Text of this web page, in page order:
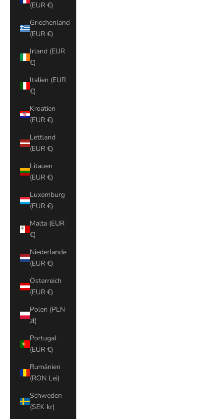
(EUR €)
Griechenland
(EUR €)
Irland (EUR
€)
Italien (EUR
€)
Kroatien
(EUR €)
Lettland
(EUR €)
Litauen
(EUR €)
Luxemburg
(EUR €)
Malta (EUR
€)
Niederlande
(EUR €)
Österreich
(EUR €)
Polen (PLN
zł)
Portugal
(EUR €)
Rumänien
(RON Lei)
Schweden
(SEK kr)